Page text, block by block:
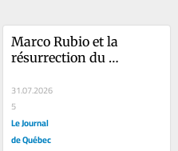
Marco Rubio et la
résurrection du
31.07.2026
5
Le Journal
de Québec